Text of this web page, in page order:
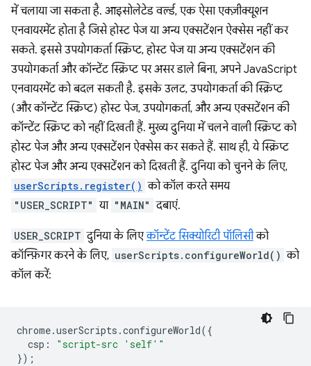
में चलाया जा सकता है. आइसोलेटेड वर्ल्ड, एक ऐसा एक्ज़ीक्यूशन
एनवायरमेंट होता है जिसे होस्ट पेज या अन्य एक्सटेंशन ऐक्सेस नहीं कर
सकते. इससे उपयोगकर्ता स्क्रिप्ट, होस्ट पेज या अन्य एक्सटेंशन की
उपयोगकर्ता और कॉन्टेंट स्क्रिप्ट पर असर डाले बिना, अपने JavaScript
एनवायरमेंट को बदल सकती है. इसके उलट, उपयोगकर्ता की स्क्रिप्ट
(और कॉन्टेंट स्क्रिप्ट) होस्ट पेज, उपयोगकर्ता, और अन्य एक्सटेंशन की
कॉन्टेंट स्क्रिप्ट को नहीं दिखती हैं. मुख्य दुनिया में चलने वाली स्क्रिप्ट को
होस्ट पेज और अन्य एक्सटेंशन ऐक्सेस कर सकते हैं. साथ ही, ये स्क्रिप्ट
होस्ट पेज और अन्य एक्सटेंशन को दिखती हैं. दुनिया को चुनने के लिए,
userScripts.register() को कॉल करते समय
"USER_SCRIPT" या "MAIN" दबाएं.
USER_SCRIPT दुनिया के लिएकॉन्टेंट सिक्योरिटी पॉलिसीको
कॉन्फ़िगर करने के लिए, userScripts.configureWorld() को
कॉल करें:
chrome.userScripts .configureWorld({
csp :
"script-src 'self'"
});